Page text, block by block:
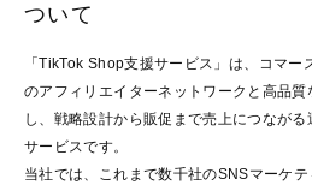
ついて
「TikTok Shop支援サービス」は、コマー
のアフィリエイターネットワークと高品
し、戦略設計から販促まで売上につなが
サービスです。
当社では、これまで数千社のSNSマーケテ